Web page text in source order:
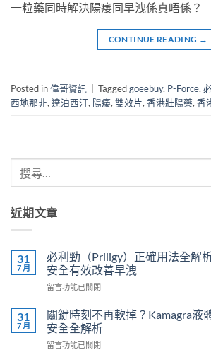
一粒藥同時解決陽痿同早洩係真唔係？
CONTINUE READING →
Posted in偉哥資訊 Taggedgoeebuy, P-Force,
西地那非, 達泊西汀, 陽痿, 雙效片, 香港壯陽藥, 香
近期文章
31
7 月
必利勁（Priligy）正確用法全解
安全有效改善早洩
在
利
勁
（Priligy）
正
留言功能已關閉
31
7 月
關鍵時刻不再軟掉？Kamagra液
安全全解析
在
留言功能已關閉